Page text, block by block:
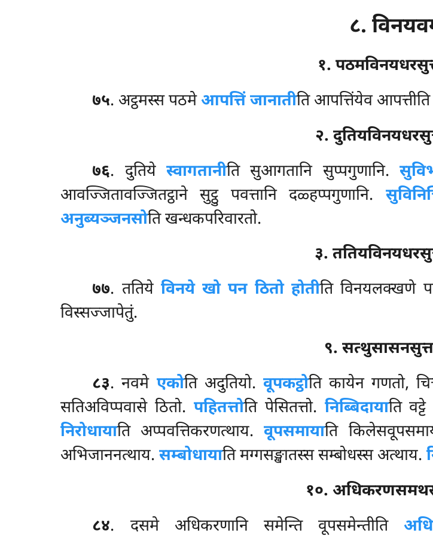
८.
१.
७५. अट्ठमस्स पठमे आपत्तिं जानातीति आपत्तिंयेव
२.
७६. दुतियेस्वागतानीति सुआगतानि सुप्पगुणानि.
आवज्जितावज्जितट्ठाने सुट्ठु पवत्तानि दळ्हप्पगुणानि.
अनुब्यञ्जनसोति खन्धकपरिवारतो.
३.
७७. ततिये विनये खो पन ठितो होतीति विनयलक्खणे
विस्सज्जापेतुं.
९.
८३. नवमे एकोति अदुतियो. वूपकट्ठोति कायेन गणतो,
सतिअविप्पवासे ठितो. पहितत्तोति पेसितत्तो. निब्बिदायाति
निरोधायाति अप्पवत्तिकरणत्थाय.वूपसमायाति
अभिजाननत्थाय. सम्बोधायाति मग्गसङ्खातस्स सम्बोधस्स अत्थाय.
१०.
८४. दसमे अधिकरणानि समेन्ति वूपसमेन्तीति